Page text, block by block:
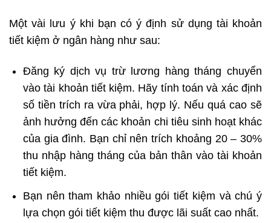
Một vài lưu ý khi bạn có ý định sử dụng tài khoản
tiết kiệm ở ngân hàng như sau:
Đăng ký dịch vụ trừ lương hàng tháng chuyển
vào tài khoản tiết kiệm. Hãy tính toán và xác định
số tiền trích ra vừa phải, hợp lý. Nếu quá cao sẽ
ảnh hưởng đến các khoản chi tiêu sinh hoạt khác
của gia đình. Bạn chỉ nên trích khoảng 20 – 30%
thu nhập hàng tháng của bản thân vào tài khoản
tiết kiệm.
Bạn nên tham khảo nhiều gói tiết kiệm và chú ý
lựa chọn gói tiết kiệm thu được lãi suất cao nhất.